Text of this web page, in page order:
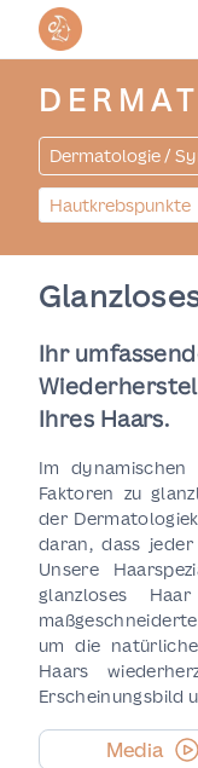
Dermatologie /
Hautkrebspunkte
Ihr
Ihres Haars.
Im dynamischen
Faktoren zu
der
daran, dass
Unsere
glanzloses
um die
Haars
Erscheinungsbild
Media